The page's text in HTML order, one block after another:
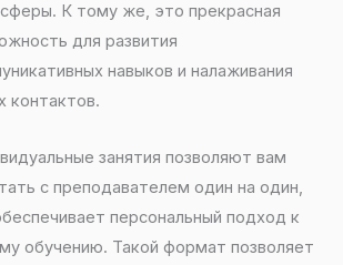
К тому же, это прекрасная
для развития
навыков и налаживания
контактов.
занятия позволяют вам
с преподавателем один на один,
персональный подход к
обучению. Такой формат позволяет